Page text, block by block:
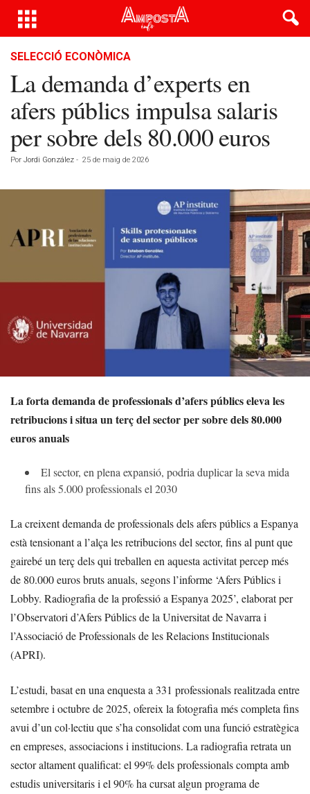
SELECCIÓ ECONÒMICA
La demanda d’experts en
afers públics impulsa salaris
per sobre dels 80.000 euros
Por Jordi González - 25 de maig de 2026
La forta demanda de professionals d’afers públics eleva les
retribucions i situa un terç del sector per sobre dels 80.000
euros anuals
El sector, en plena expansió, podria duplicar la seva mida
fins als 5.000 professionals el 2030
La creixent demanda de professionals dels afers públics a Espanya
està tensionant a l’alça les retribucions del sector, fins al punt que
gairebé un terç dels qui treballen en aquesta activitat percep més
de 80.000 euros bruts anuals, segons l’informe ‘Afers Públics i
Lobby. Radiografia de la professió a Espanya 2025’, elaborat per
l’Observatori d’Afers Públics de la Universitat de Navarra i
l’Associació de Professionals de les Relacions Institucionals
(APRI).
L’estudi, basat en una enquesta a 331 professionals realitzada entre
setembre i octubre de 2025, ofereix la fotografia més completa fins
avui d’un col·lectiu que s’ha consolidat com una funció estratègica
en empreses, associacions i institucions. La radiografia retrata un
sector altament qualificat: el 99% dels professionals compta amb
estudis universitaris i el 90% ha cursat algun programa de